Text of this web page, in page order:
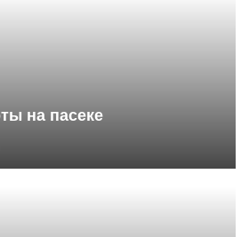
на пасеке